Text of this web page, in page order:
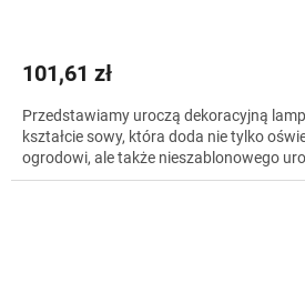
101,61 zł
Przedstawiamy uroczą dekoracyjną
kształcie sowy, która doda nie tylko
ogrodowi, ale także nieszablonowego